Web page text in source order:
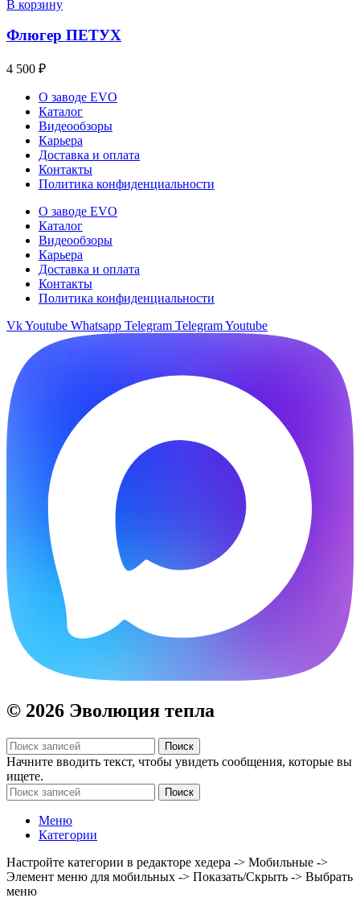
В корзину
Флюгер ПЕТУХ
4 500 ₽
О заводе EVO
Каталог
Видеообзоры
Карьера
Доставка и оплата
Контакты
Политика конфиденциальности
О заводе EVO
Каталог
Видеообзоры
Карьера
Доставка и оплата
Контакты
Политика конфиденциальности
VkYoutube Whatsapp Telegram TelegramYoutube
© 2026 Эволюция тепла
Поиск
Начните вводить текст, чтобы увидеть сообщения, которые вы
ищете.
Поиск
Меню
Категории
Настройте категории в редакторе хедера -> Мобильные ->
Элемент меню для мобильных -> Показать/Скрыть -> Выбрать
меню